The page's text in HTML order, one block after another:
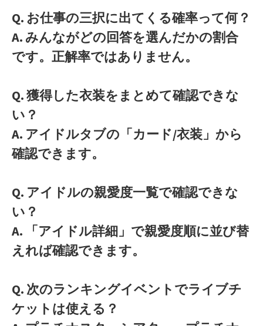
Q. お仕事の三択に出てくる確率って何？
A. みんながどの回答を選んだかの割合
です。正解率ではありません。
Q. 獲得した衣装をまとめて確認できな
い？
A. アイドルタブの「カード/衣装」から
確認できます。
Q. アイドルの親愛度一覧で確認できな
い？
A. 「アイドル詳細」で親愛度順に並び替
えれば確認できます。
Q. 次のランキングイベントでライブチ
ケットは使える？